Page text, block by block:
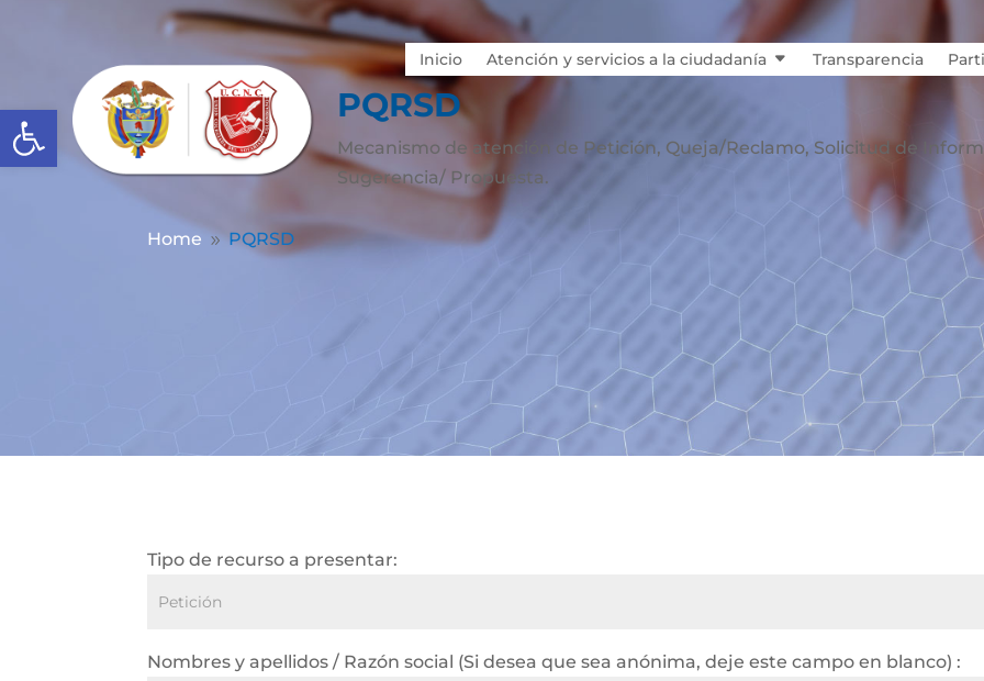
Abrir barra de herramientas
Inicio Atención y servicios a la ciudadanía Transparencia
PQRSD
Mecanismo de atención de Petición, Queja/Reclamo, Solicitud de
Sugerencia/ Propuesta.
Home 9 PQRSD
Tipo de recurso a presentar:
Nombres y apellidos / Razón social (Si desea que sea anónima, deje este campo en blanco) :